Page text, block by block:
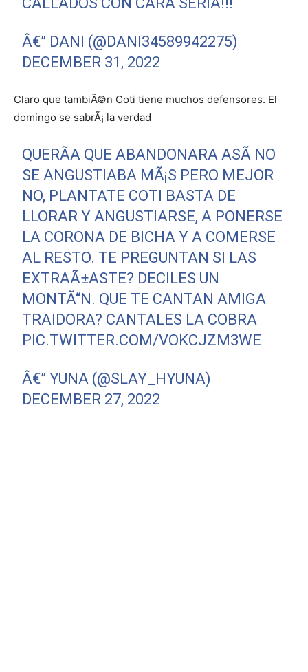
Â€” DANI (@DANI34589942275)
DECEMBER 31, 2022
Claro que tambiÃ©n Coti tiene muchos defensores. El
domingo se sabrÃ¡ la verdad
QUERÃ­A QUE ABANDONARA ASÃ­ NO
SE ANGUSTIABA MÃ¡S PERO MEJOR
NO, PLANTATE COTI BASTA DE
LLORAR Y ANGUSTIARSE, A PONERSE
LA CORONA DE BICHA Y A COMERSE
AL RESTO. TE PREGUNTAN SI LAS
EXTRAÃ±ASTE? DECILES UN
MONTÃ“N. QUE TE CANTAN AMIGA
TRAIDORA? CANTALES LA COBRA
PIC.TWITTER.COM/VOKCJZM3WE
Â€” YUNA (@SLAY_HYUNA)
DECEMBER 27, 2022